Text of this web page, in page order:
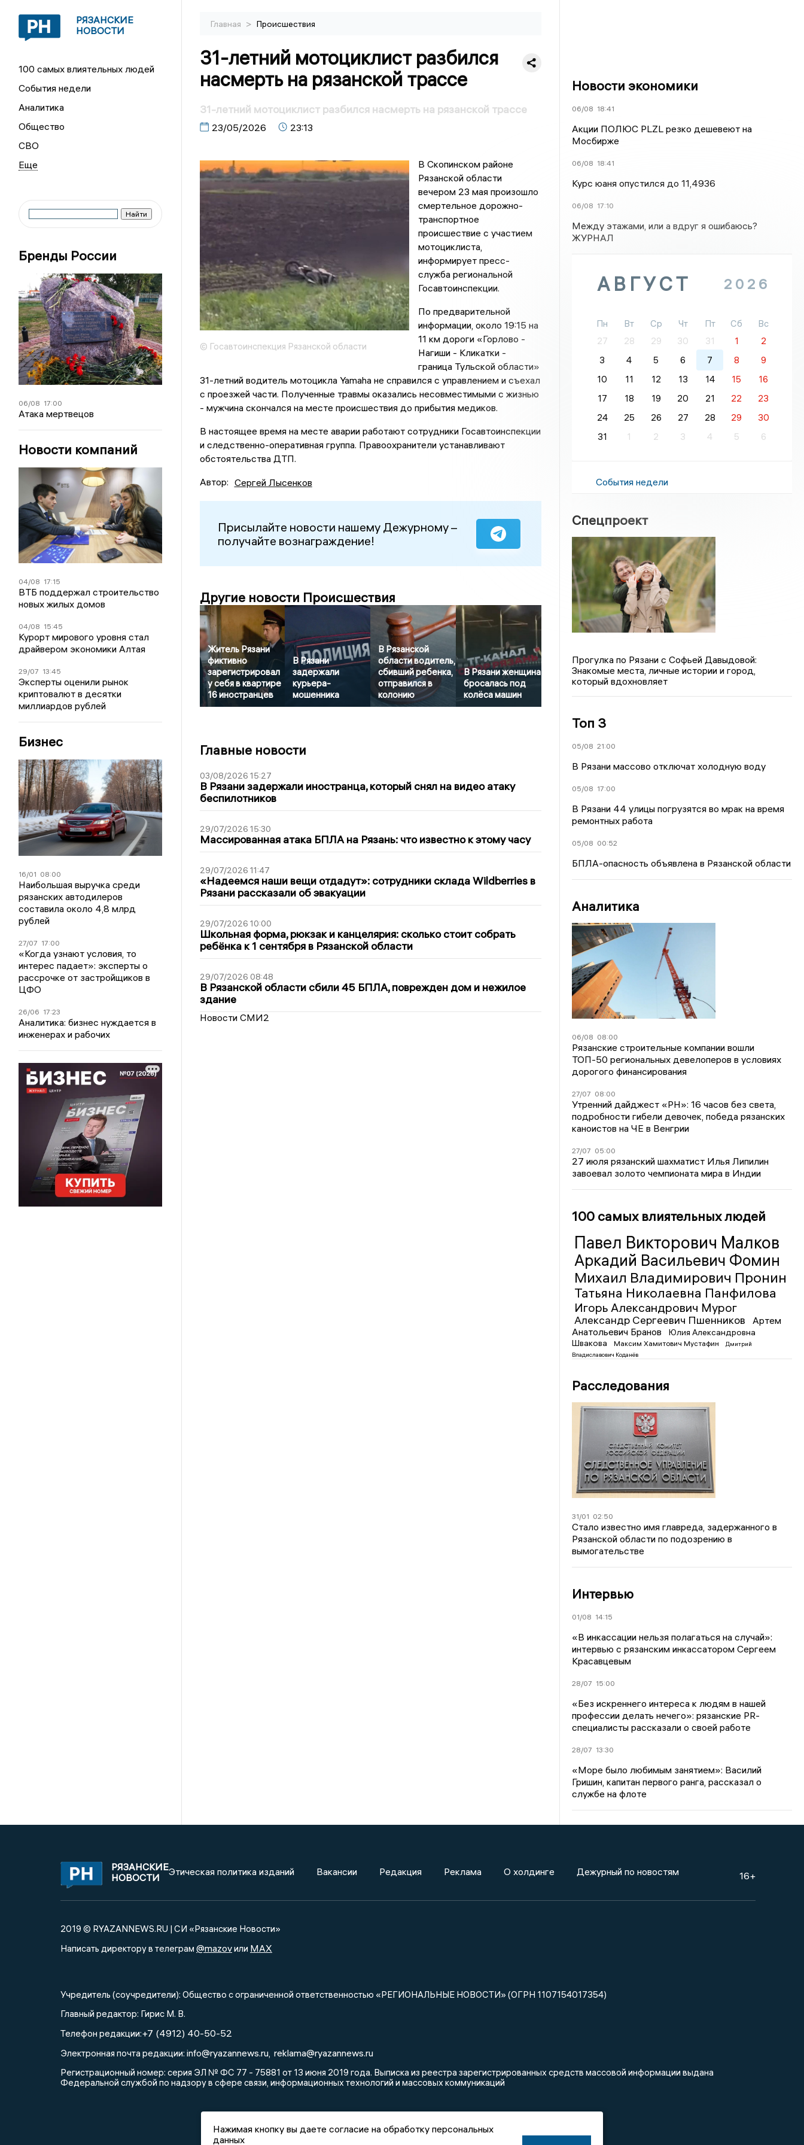
РЯЗАНСКИЕ
НОВОСТИ
100 самых влиятельных людей
События недели
Аналитика
Общество
СВО
Бренды России
06/08 17:00
Атака мертвецов
Новости компаний
04/08 17:15
ВТБ поддержал строительство
новых жилых домов
04/08 15:45
Курорт мирового уровня стал
драйвером экономики Алтая
29/07 13:45
Эксперты оценили рынок
криптовалют в десятки
миллиардов рублей
Бизнес
16/01 08:00
Наибольшая выручка среди
рязанских автодилеров
составила около 4,8 млрд
рублей
27/07 17:00
«Когда узнают условия, то
интерес падает»: эксперты о
рассрочке от застройщиков в
ЦФО
26/06 17:23
Аналитика: бизнес нуждается в
инженерах и рабочих
Главная > Происшествия
31-летний мотоциклист разбился
насмерть на рязанской трассе
31-летний мотоциклист разбился насмерть на рязанской трассе
23/05/2026 23:13
© Госавтоинспекция Рязанской области
В Скопинском районе
Рязанской области
вечером 23 мая произошло
смертельное дорожно-
транспортное
происшествие с участием
мотоциклиста,
информирует пресс-
служба региональной
Госавтоинспекции.
По предварительной
информации, около 19:15 на
11 км дороги «Горлово -
Нагиши - Кликатки -
граница Тульской области»
31-летний водитель мотоцикла Yamaha не справился с управлением и съехал
с проезжей части. Полученные травмы оказались несовместимыми с жизнью
- мужчина скончался на месте происшествия до прибытия медиков.
В настоящее время на месте аварии работают сотрудники Госавтоинспекции
и следственно-оперативная группа. Правоохранители устанавливают
обстоятельства ДТП.
Автор: Сергей Лысенков
Присылайте новости нашему Дежурному –
получайте вознаграждение!
Другие новости Происшествия
Житель Рязани
фиктивно
зарегистрировал
у себя в квартире
16 иностранцев
В Рязани
задержали
курьера-
мошенника
В Рязанской
области водитель,
сбивший ребенка,
отправился в
колонию
В Рязани женщина
бросалась под
колёса машин
Главные новости
03/08/2026 15:27
В Рязани задержали иностранца, который снял на видео атаку
беспилотников
29/07/2026 15:30
Массированная атака БПЛА на Рязань: что известно к этому часу
29/07/2026 11:47
«Надеемся наши вещи отдадут»: сотрудники склада Wildberries в
Рязани рассказали об эвакуации
29/07/2026 10:00
Школьная форма, рюкзак и канцелярия: сколько стоит собрать
ребёнка к 1 сентября в Рязанской области
29/07/2026 08:48
В Рязанской области сбили 45 БПЛА, поврежден дом и нежилое
здание
Новости СМИ2
Новости экономики
06/08 18:41
Акции ПОЛЮС PLZL резко дешевеют на
Мосбирже
06/08 18:41
Курс юаня опустился до 11,4936
06/08 17:10
Между этажами, или а вдруг я ошибаюсь?
ЖУРНАЛ
АВГУСТ 2026
Пн Вт Ср Чт Пт Сб
Вс
27
28 29 30 31 1
2
3
4 5 6 7 8
9
10
11 12 13 14 15
16
17
18 19 20 21 22
23
24
25 26 27 28 29
30
31
1 2 3 4 5 6
События недели
Спецпроект
Прогулка по Рязани с Софьей Давыдовой:
Знакомые места, личные истории и город,
который вдохновляет
Топ 3
05/08 21:00
В Рязани массово отключат холодную воду
05/08 17:00
В Рязани 44 улицы погрузятся во мрак на время
ремонтных работа
05/08 00:52
БПЛА-опасность объявлена в Рязанской области
Аналитика
06/08 08:00
Рязанские строительные компании вошли
ТОП-50 региональных девелоперов в условиях
дорогого финансирования
27/07 08:00
Утренний дайджест «РН»: 16 часов без света,
подробности гибели девочек, победа рязанских
каноистов на ЧЕ в Венгрии
27/07 05:00
27 июля рязанский шахматист Илья Липилин
завоевал золото чемпионата мира в Индии
100 самых влиятельных людей
Павел Викторович Малков
Аркадий Васильевич Фомин
Михаил Владимирович Пронин
Татьяна Николаевна Панфилова
Игорь Александрович Мурог
Александр Сергеевич Пшенников
Артем
Анатольевич Бранов
Юлия Александровна
Швакова
Максим Хамитович Мустафин
Дмитрий
Владиславович Коданёв
Расследования
31/01 02:50
Стало известно имя главреда, задержанного в
Рязанской области по подозрению в
вымогательстве
Интервью
01/08 14:15
«В инкассации нельзя полагаться на случай»:
интервью с рязанским инкассатором Сергеем
Красавцевым
28/07 15:00
«Без искреннего интереса к людям в нашей
профессии делать нечего»: рязанские PR-
специалисты рассказали о своей работе
28/07 13:30
«Море было любимым занятием»: Василий
Гришин, капитан первого ранга, рассказал о
службе на флоте
РЯЗАНСКИЕ
НОВОСТИ
Этическая политика изданий Вакансии Редакция Реклама О холдинге Дежурный по новостям 16+
2019 © RYAZANNEWS.RU | СИ «Рязанские Новости»
Написать директору в телеграм @mazovили MAX
Учредитель (соучредители): Общество с ограниченной ответственностью «РЕГИОНАЛЬНЫЕ НОВОСТИ» (ОГРН 1107154017354)
Главный редактор: Гирис М. В.
Телефон редакции:+7 (4912) 40-50-52
Электронная почта редакции: info@ryazannews.ru reklama@ryazannews.ru
Регистрационный номер: серия ЭЛ № ФС 77 - 75881 от 13 июня 2019 года. Выписка из реестра зарегистрированных средств массовой информации выдана
Федеральной службой по надзору в сфере связи, информационных технологий и массовых коммуникаций
Нажимая кнопку вы даете согласие на обработку персональных
данных